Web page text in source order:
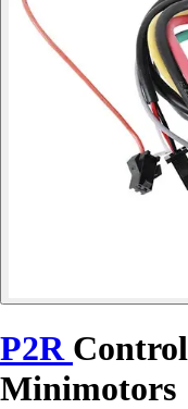
P2R
Minimotors